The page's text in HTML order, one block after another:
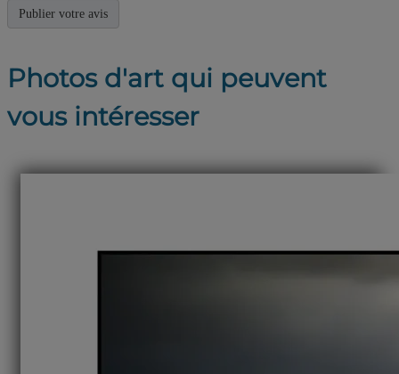
Photos d'art qui peuvent
vous intéresser